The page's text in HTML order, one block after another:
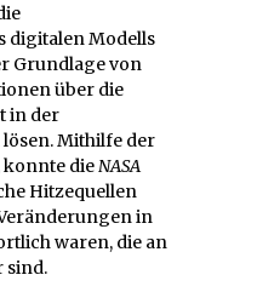
digitalen Modells
Grundlage von
über die
in der
Mithilfe der
konnte dieNASA
Hitzequellen
in
waren, die an
sind.